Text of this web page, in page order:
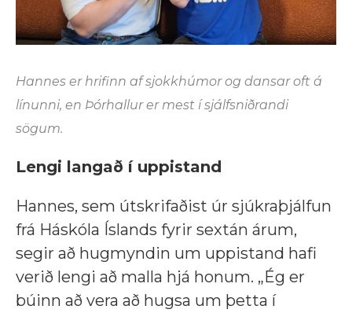
Hannes er hrifinn af sjokkhúmor og dansar oft á
línunni, en Þórhallur er mest í sjálfsniðrandi
sögum.
Lengi langað í uppistand
Hannes, sem útskrifaðist úr sjúkraþjálfun
frá Háskóla Íslands fyrir sextán árum,
segir að hugmyndin um uppistand hafi
verið lengi að malla hjá honum. „Ég er
búinn að vera að hugsa um þetta í